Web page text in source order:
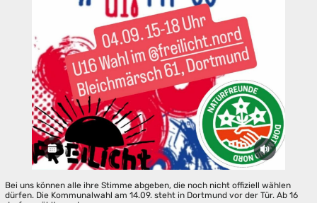
Bei uns können alle ihre Stimme abgeben, die noch nicht offiziell wählen
dürfen. Die Kommunalwahl am 14.09. steht in Dortmund vor der Tür. Ab 16